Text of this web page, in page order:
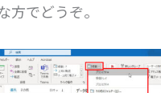
方でどうぞ。